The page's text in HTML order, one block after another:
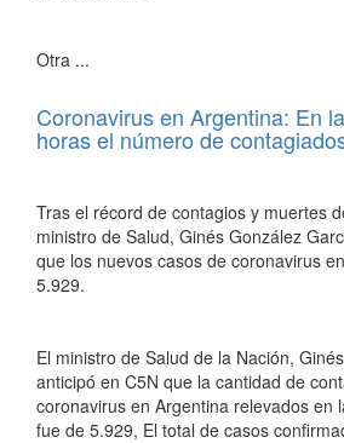
Otra ...
Coronavirus en Argentina: En
horas el número de
Tras el récord de contagios y muertes
ministro de Salud, Ginés González
que los nuevos casos de coronavirus
5.929.
El ministro de Salud de la Nación,
anticipó en C5N que la cantidad de
coronavirus en Argentina relevados en
fue de 5.929, El total de casos